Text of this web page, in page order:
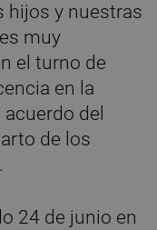
hijos y nuestras
muy
el turno de
en la
del
de los
24 de junio en